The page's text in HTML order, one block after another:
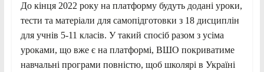
До кінця 2022 року на платформу будуть додані уроки,
тести та матеріали для самопідготовки з 18 дисциплін
для учнів 5-11 класів. У такий спосіб разом з усіма
уроками, що вже є на платформі, ВШО покриватиме
навчальні програми повністю, щоб школярі в Україні